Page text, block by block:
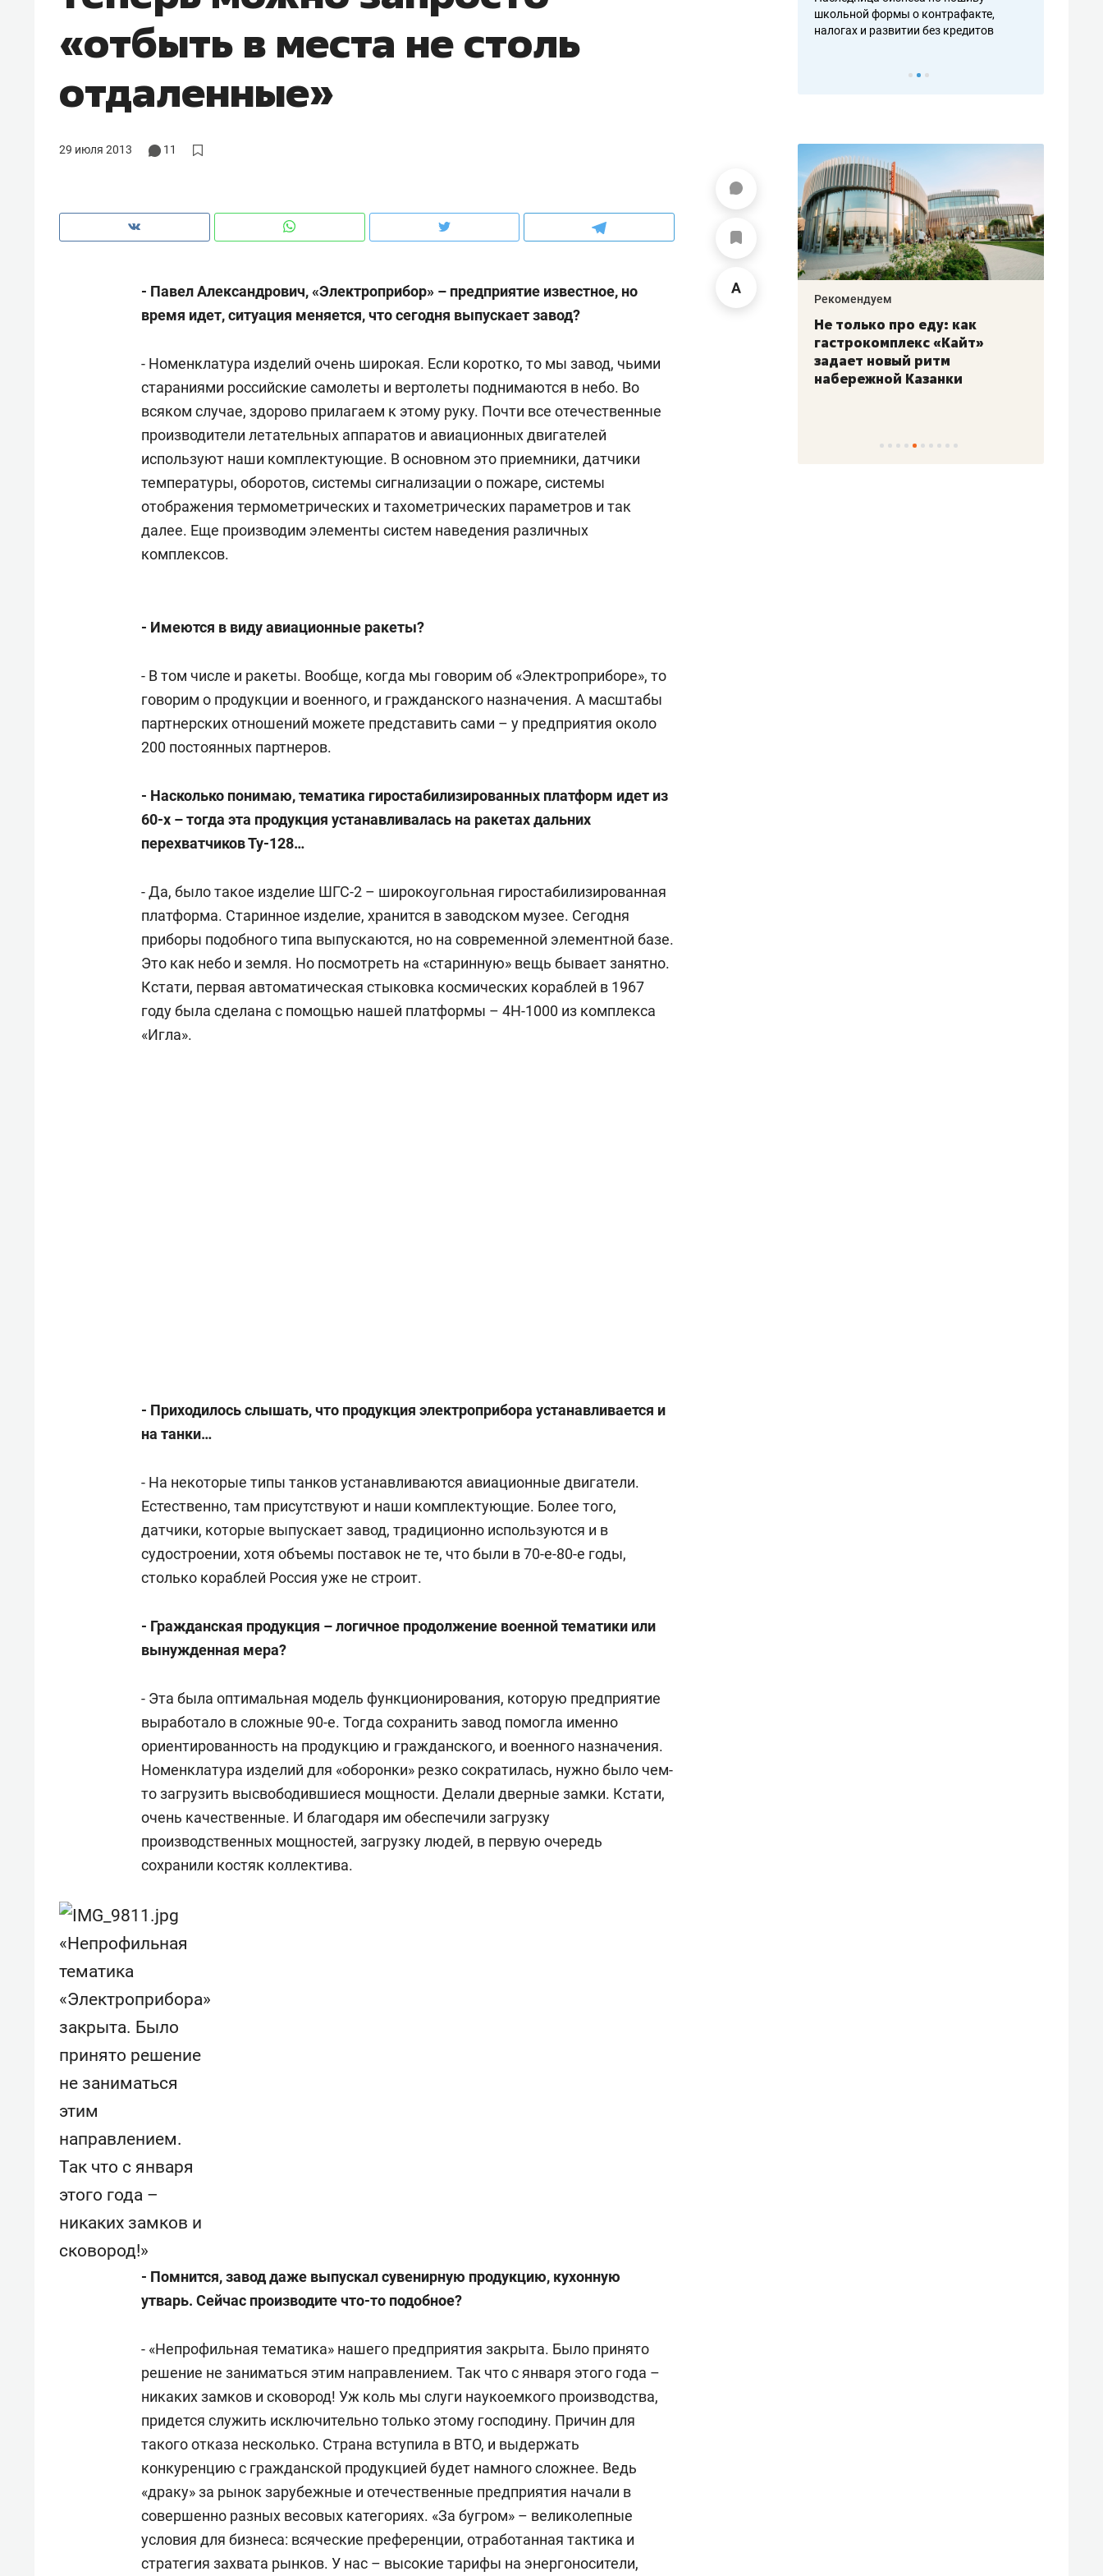
«отбыть в места не столь
отдаленные»
29 июля 2013 11
- Павел Александрович, «Электроприбор» – предприятие известное, но
время идет, ситуация меняется, что сегодня выпускает завод?
- Номенклатура изделий очень широкая. Если коротко, то мы завод, чьими
стараниями российские самолеты и вертолеты поднимаются в небо. Во
всяком случае, здорово прилагаем к этому руку. Почти все отечественные
производители летательных аппаратов и авиационных двигателей
используют наши комплектующие. В основном это приемники, датчики
температуры, оборотов, системы сигнализации о пожаре, системы
отображения термометрических и тахометрических параметров и так
далее. Еще производим элементы систем наведения различных
комплексов.
- Имеются в виду авиационные ракеты?
- В том числе и ракеты. Вообще, когда мы говорим об «Электроприборе», то
говорим о продукции и военного, и гражданского назначения. А масштабы
партнерских отношений можете представить сами – у предприятия около
200 постоянных партнеров.
- Насколько понимаю, тематика гиростабилизированных платформ идет из
60-х – тогда эта продукция устанавливалась на ракетах дальних
перехватчиков Ту-128…
- Да, было такое изделие ШГС-2 – широкоугольная гиростабилизированная
платформа. Старинное изделие, хранится в заводском музее. Сегодня
приборы подобного типа выпускаются, но на современной элементной базе.
Это как небо и земля. Но посмотреть на «старинную» вещь бывает занятно.
Кстати, первая автоматическая стыковка космических кораблей в 1967
году была сделана с помощью нашей платформы – 4Н-1000 из комплекса
«Игла».
- Приходилось слышать, что продукция электроприбора устанавливается и
на танки…
- На некоторые типы танков устанавливаются авиационные двигатели.
Естественно, там присутствуют и наши комплектующие. Более того,
датчики, которые выпускает завод, традиционно используются и в
судостроении, хотя объемы поставок не те, что были в 70-е-80-е годы,
столько кораблей Россия уже не строит.
- Гражданская продукция – логичное продолжение военной тематики или
вынужденная мера?
- Эта была оптимальная модель функционирования, которую предприятие
выработало в сложные 90-е. Тогда сохранить завод помогла именно
ориентированность на продукцию и гражданского, и военного назначения.
Номенклатура изделий для «оборонки» резко сократилась, нужно было чем-
то загрузить высвободившиеся мощности. Делали дверные замки. Кстати,
очень качественные. И благодаря им обеспечили загрузку
производственных мощностей, загрузку людей, в первую очередь
сохранили костяк коллектива.
«Непрофильная
тематика
«Электроприбора»
закрыта. Было
принято решение
не заниматься
этим
направлением.
Так что с января
этого года –
никаких замков и
сковород!»
- Помнится, завод даже выпускал сувенирную продукцию, кухонную
утварь. Сейчас производите что-то подобное?
- «Непрофильная тематика» нашего предприятия закрыта. Было принято
решение не заниматься этим направлением. Так что с января этого года –
никаких замков и сковород! Уж коль мы слуги наукоемкого производства,
придется служить исключительно только этому господину. Причин для
такого отказа несколько. Страна вступила в ВТО, и выдержать
конкуренцию с гражданской продукцией будет намного сложнее. Ведь
«драку» за рынок зарубежные и отечественные предприятия начали в
совершенно разных весовых категориях. «За бугром» – великолепные
условия для бизнеса: всяческие преференции, отработанная тактика и
стратегия захвата рынков. У нас – высокие тарифы на энергоносители,
рынки, почему надо знать аксакалов и
школьной формы о контрафакте,
налогах и развитии без кредитов
Рекомендуем
Опыт выживания в дикой
с ментальным и физическим
антихрупких команд
Рекомендуем
Мексика, рок-концерт
в Менделеевске прошла
Рекомендуем
«Прорывы случались каждые
лечит подземные артерии
Казани
Рекомендуем
Не только про еду: как
гастрокомплекс «Кайт»
задает новый ритм
набережной Казанки